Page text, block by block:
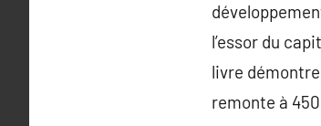
l’essor du
livre
remonte à